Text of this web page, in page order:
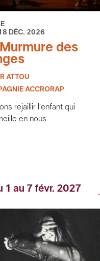
DÉC. 2026
des
ATTOU
ACCRORAP
rejaillir l’enfant qui
en nous
1 au 7 févr. 2027